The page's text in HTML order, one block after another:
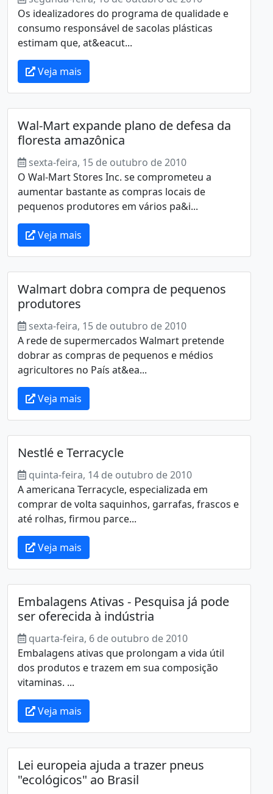
Os idealizadores do programa de qualidade e
consumo responsável de sacolas plásticas
estimam que, at&eacut...
Veja mais
Wal-Mart expande plano de defesa da
floresta amazônica
sexta-feira, 15 de outubro de 2010
O Wal-Mart Stores Inc. se comprometeu a
aumentar bastante as compras locais de
pequenos produtores em vários pa&i...
Veja mais
Walmart dobra compra de pequenos
produtores
sexta-feira, 15 de outubro de 2010
A rede de supermercados Walmart pretende
dobrar as compras de pequenos e médios
agricultores no País at&ea...
Veja mais
Nestlé e Terracycle
quinta-feira, 14 de outubro de 2010
A americana Terracycle, especializada em
comprar de volta saquinhos, garrafas, frascos e
até rolhas, firmou parce...
Veja mais
Embalagens Ativas - Pesquisa já pode
ser oferecida à indústria
quarta-feira, 6 de outubro de 2010
Embalagens ativas que prolongam a vida útil
dos produtos e trazem em sua composição
vitaminas. ...
Veja mais
Lei europeia ajuda a trazer pneus
"ecológicos" ao Brasil